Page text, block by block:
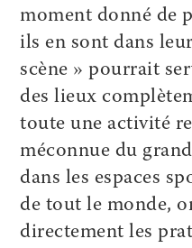
moment donné de
ils en sont dans
scène » pourrait
des lieux
toute une activité
méconnue du
dans les espaces
de tout le monde,
directement les